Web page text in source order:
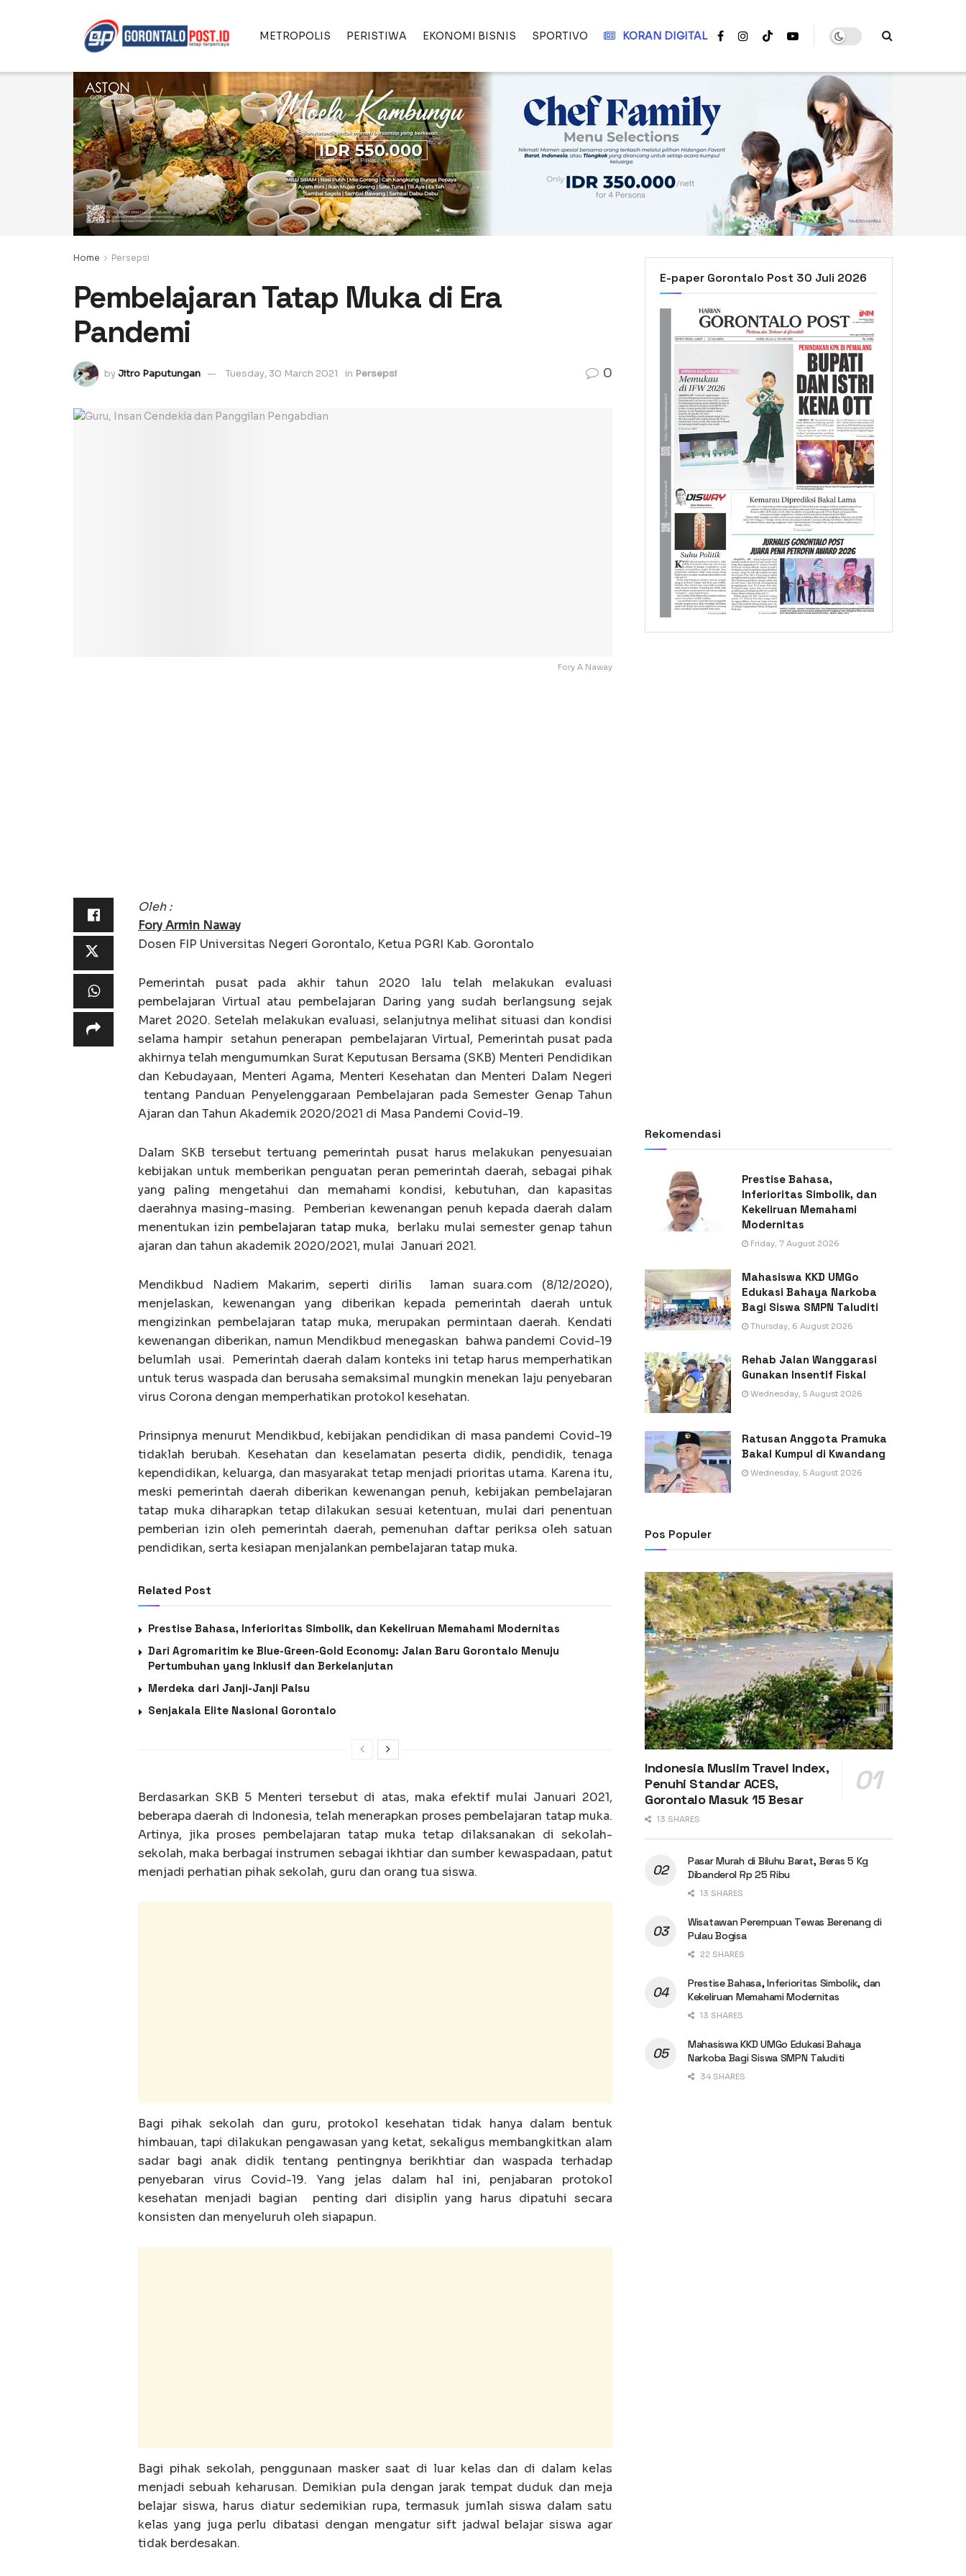
METROPOLIS PERISTIWA EKONOMI BISNIS SPORTIVO KORAN DIGITAL
Home Persepsi
Pembelajaran Tatap Muka di Era
Pandemi
byJitro Paputungan Tuesday, 30 March 2021 in Persepsi 0
Fory A Naway
Oleh :
Fory Armin Naway
Dosen FIP Universitas Negeri Gorontalo, Ketua PGRI Kab. Gorontalo
Pemerintah pusat pada akhir tahun 2020 lalu telah melakukan evaluasi
pembelajaran Virtual atau pembelajaran Daring yang sudah berlangsung sejak
Maret 2020. Setelah melakukan evaluasi, selanjutnya melihat situasi dan kondisi
selama hampir setahun penerapan pembelajaran Virtual, Pemerintah pusat pada
akhirnya telah mengumumkan Surat Keputusan Bersama (SKB) Menteri Pendidikan
dan Kebudayaan, Menteri Agama, Menteri Kesehatan dan Menteri Dalam Negeri
tentang Panduan Penyelenggaraan Pembelajaran pada Semester Genap Tahun
Ajaran dan Tahun Akademik 2020/2021 di Masa Pandemi Covid-19.
Dalam SKB tersebut tertuang pemerintah pusat harus melakukan penyesuaian
kebijakan untuk memberikan penguatan peran pemerintah daerah, sebagai pihak
yang paling mengetahui dan memahami kondisi, kebutuhan, dan kapasitas
daerahnya masing-masing. Pemberian kewenangan penuh kepada daerah dalam
menentukan izin pembelajaran tatap muka, berlaku mulai semester genap tahun
ajaran dan tahun akademik 2020/2021, mulai Januari 2021.
Mendikbud Nadiem Makarim, seperti dirilis laman suara.com (8/12/2020),
menjelaskan, kewenangan yang diberikan kepada pemerintah daerah untuk
mengizinkan pembelajaran tatap muka, merupakan permintaan daerah. Kendati
kewenangan diberikan, namun Mendikbud menegaskan bahwa pandemi Covid-19
belumlah usai. Pemerintah daerah dalam konteks ini tetap harus memperhatikan
untuk terus waspada dan berusaha semaksimal mungkin menekan laju penyebaran
virus Corona dengan memperhatikan protokol kesehatan.
Prinsipnya menurut Mendikbud, kebijakan pendidikan di masa pandemi Covid-19
tidaklah berubah. Kesehatan dan keselamatan peserta didik, pendidik, tenaga
kependidikan, keluarga, dan masyarakat tetap menjadi prioritas utama. Karena itu,
meski pemerintah daerah diberikan kewenangan penuh, kebijakan pembelajaran
tatap muka diharapkan tetap dilakukan sesuai ketentuan, mulai dari penentuan
pemberian izin oleh pemerintah daerah, pemenuhan daftar periksa oleh satuan
pendidikan, serta kesiapan menjalankan pembelajaran tatap muka.
Related Post
Prestise Bahasa, Inferioritas Simbolik, dan Kekeliruan Memahami Modernitas
Dari Agromaritim ke Blue-Green-Gold Economy: Jalan Baru Gorontalo Menuju
Pertumbuhan yang Inklusif dan Berkelanjutan
Merdeka dari Janji-Janji Palsu
Senjakala Elite Nasional Gorontalo
Berdasarkan SKB 5 Menteri tersebut di atas, maka efektif mulai Januari 2021,
beberapa daerah di Indonesia, telah menerapkan proses pembelajaran tatap muka.
Artinya, jika proses pembelajaran tatap muka tetap dilaksanakan di sekolah-
sekolah, maka berbagai instrumen sebagai ikhtiar dan sumber kewaspadaan, patut
menjadi perhatian pihak sekolah, guru dan orang tua siswa.
Bagi pihak sekolah dan guru, protokol kesehatan tidak hanya dalam bentuk
himbauan, tapi dilakukan pengawasan yang ketat, sekaligus membangkitkan alam
sadar bagi anak didik tentang pentingnya berikhtiar dan waspada terhadap
penyebaran virus Covid-19. Yang jelas dalam hal ini, penjabaran protokol
kesehatan menjadi bagian penting dari disiplin yang harus dipatuhi secara
konsisten dan menyeluruh oleh siapapun.
Bagi pihak sekolah, penggunaan masker saat di luar kelas dan di dalam kelas
menjadi sebuah keharusan. Demikian pula dengan jarak tempat duduk dan meja
belajar siswa, harus diatur sedemikian rupa, termasuk jumlah siswa dalam satu
kelas yang juga perlu dibatasi dengan mengatur sift jadwal belajar siswa agar
tidak berdesakan.
E-paper Gorontalo Post 30 Juli 2026
Rekomendasi
Prestise Bahasa,
Inferioritas Simbolik, dan
Kekeliruan Memahami
Modernitas
Friday, 7 August 2026
Mahasiswa KKD UMGo
Edukasi Bahaya Narkoba
Bagi Siswa SMPN Taluditi
Thursday, 6 August 2026
Rehab Jalan Wanggarasi
Gunakan Insentif Fiskal
Wednesday, 5 August 2026
Ratusan Anggota Pramuka
Bakal Kumpul di Kwandang
Wednesday, 5 August 2026
Pos Populer
Indonesia Muslim Travel Index,
Penuhi Standar ACES,
Gorontalo Masuk 15 Besar
13 SHARES
Pasar Murah di Biluhu Barat, Beras 5 Kg
Dibanderol Rp 25 Ribu
13 SHARES
Wisatawan Perempuan Tewas Berenang di
Pulau Bogisa
22 SHARES
Prestise Bahasa, Inferioritas Simbolik, dan
Kekeliruan Memahami Modernitas
13 SHARES
Mahasiswa KKD UMGo Edukasi Bahaya
Narkoba Bagi Siswa SMPN Taluditi
34 SHARES